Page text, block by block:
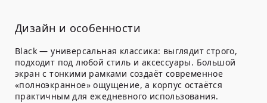
Дизайн и особенности
Black — универсальная классика: выглядит строго,
подходит под любой стиль и аксессуары. Большой
экран с тонкими рамками создаёт современное
«полноэкранное» ощущение, а корпус остаётся
практичным для ежедневного использования.